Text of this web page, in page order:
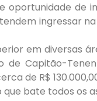
oportunidade de
ingressar
em diversas
Capitão-
de R$
bate todos os